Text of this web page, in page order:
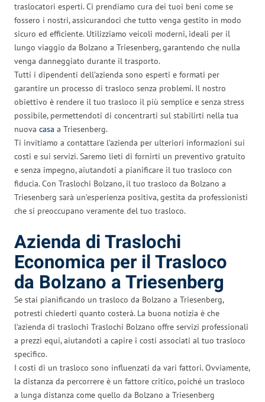
traslocatori esperti. Ci prendiamo cura dei tuoi beni come se
fossero i nostri, assicurandoci che tutto venga gestito in modo
sicuro ed efficiente. Utilizziamo veicoli moderni, ideali per il
lungo viaggio da Bolzano a Triesenberg, garantendo che nulla
venga danneggiato durante il trasporto.
Tutti i dipendenti dell’azienda sono esperti e formati per
garantire un processo di trasloco senza problemi. Il nostro
obiettivo è rendere il tuo trasloco il più semplice e senza stress
possibile, permettendoti di concentrarti sul stabilirti nella tua
nuova casa a Triesenberg.
Ti invitiamo a contattare l’azienda per ulteriori informazioni sui
costi e sui servizi. Saremo lieti di fornirti un preventivo gratuito
e senza impegno, aiutandoti a pianificare il tuo trasloco con
fiducia. Con Traslochi Bolzano, il tuo trasloco da Bolzano a
Triesenberg sarà un’esperienza positiva, gestita da professionisti
che si preoccupano veramente del tuo trasloco.
Azienda di Traslochi
Economica per il Trasloco
da Bolzano a Triesenberg
Se stai pianificando un trasloco da Bolzano a Triesenberg,
potresti chiederti quanto costerà. La buona notizia è che
l’azienda di traslochi Traslochi Bolzano offre servizi professionali
a prezzi equi, aiutandoti a capire i costi associati al tuo trasloco
specifico.
I costi di un trasloco sono influenzati da vari fattori. Ovviamente,
la distanza da percorrere è un fattore critico, poiché un trasloco
a lunga distanza come quello da Bolzano a Triesenberg